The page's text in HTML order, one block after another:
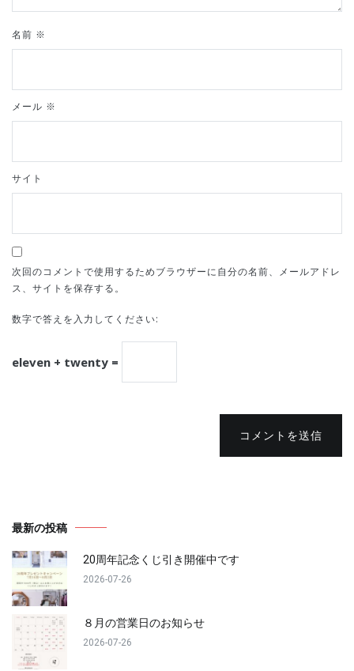
名前 ※
メール ※
サイト
次回のコメントで使用するためブラウザーに自分の名前、メールアドレ
ス、サイトを保存する。
数字で答えを入力してください:
eleven + twenty =
コメントを送信
最新の投稿
20周年記念くじ引き開催中です
2026-07-26
８月の営業日のお知らせ
2026-07-26